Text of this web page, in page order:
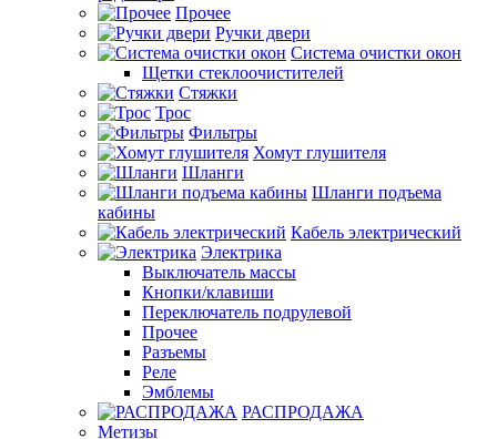
Прочее
Ручки двери
Система очистки окон
Щетки стеклоочистителей
Стяжки
Трос
Фильтры
Хомут глушителя
Шланги
Шланги подъема
кабины
Кабель электрический
Электрика
Выключатель массы
Кнопки/клавиши
Переключатель подрулевой
Прочее
Разъемы
Реле
Эмблемы
РАСПРОДАЖА
Метизы